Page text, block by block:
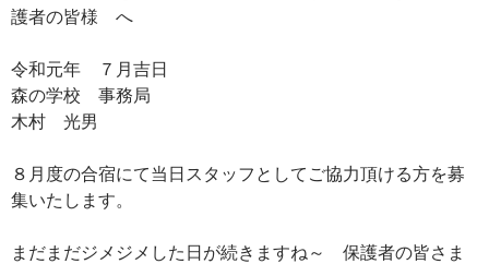
護者の皆様 へ
令和元年 ７月吉日
森の学校 事務局
木村 光男
８月度の合宿にて当日スタッフとしてご協力頂ける方を募
集いたします。
まだまだジメジメした日が続きますね～ 保護者の皆さま